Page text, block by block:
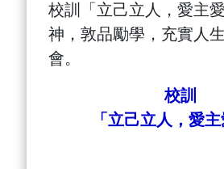
校訓「立己立人，愛主
神，敦品勵學，充實人
會。
校訓
「立己立人，愛主